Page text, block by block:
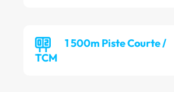
1 500m Piste Courte /
TCM